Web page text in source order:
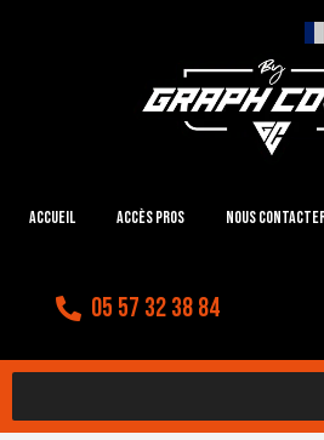
Accueil Accès Pros Nous
05 57 32 38 84